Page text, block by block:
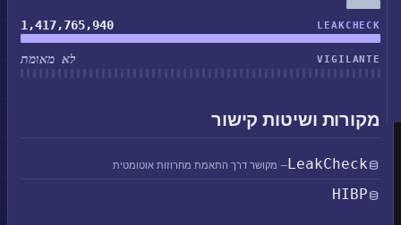
LEAKCHECK
1,417,765,940
VIGILANTE לא מאומת
מקורות ושיטות קישור
LeakCheck— מקושר דרך התאמת מחרוזות אוטומטית
HIBP